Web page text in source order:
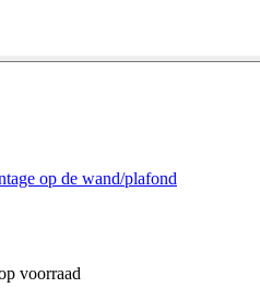
op de wand/plafond
voorraad